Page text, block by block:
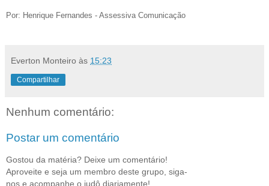
Por: Henrique Fernandes - Assessiva Comunicação
Everton Monteiro às 15:23
Compartilhar
Nenhum comentário:
Postar um comentário
Gostou da matéria? Deixe um comentário!
Aproveite e seja um membro deste grupo, siga-
nos e acompanhe o judô diariamente!